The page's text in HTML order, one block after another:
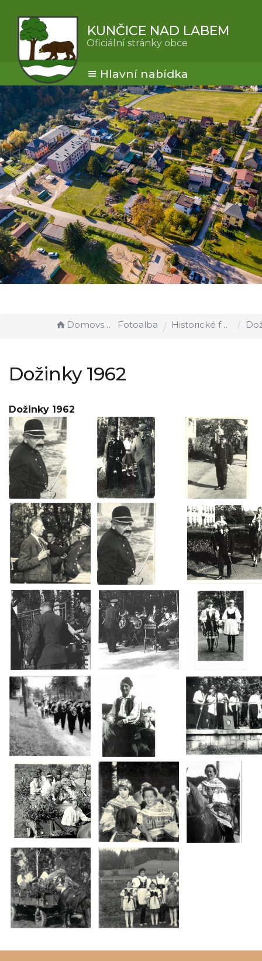
KUNČICE NAD LABEM
Oficiální stránky obce
Hlavní nabídka
Domovská stránka Fotoalba Historické foto
Dožinky 1962
Dožinky 1962